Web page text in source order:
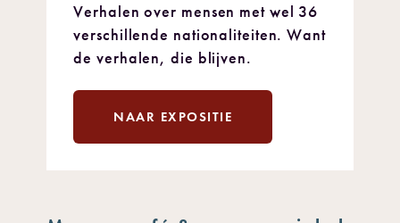
Verhalen over mensen met wel 36
verschillende nationaliteiten. Want
de verhalen, die blijven.
NAAR EXPOSITIE